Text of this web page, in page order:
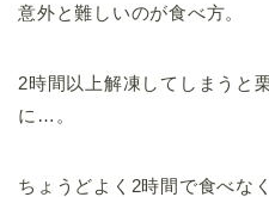
意外と難しいのが食べ方。
2時間以上解凍してしまうと
に…。
ちょうどよく2時間で食べな